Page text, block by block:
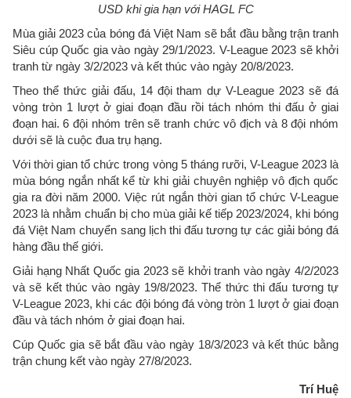
USD khi gia hạn với HAGL FC
Mùa giải 2023 của bóng đá Việt Nam sẽ bắt đầu bằng trận tranh
Siêu cúp Quốc gia vào ngày 29/1/2023. V-League 2023 sẽ khởi
tranh từ ngày 3/2/2023 và kết thúc vào ngày 20/8/2023.
Theo thể thức giải đấu, 14 đội tham dự V-League 2023 sẽ đá
vòng tròn 1 lượt ở giai đoạn đầu rồi tách nhóm thi đấu ở giai
đoạn hai. 6 đội nhóm trên sẽ tranh chức vô địch và 8 đội nhóm
dưới sẽ là cuộc đua trụ hạng.
Với thời gian tổ chức trong vòng 5 tháng rưỡi, V-League 2023 là
mùa bóng ngắn nhất kể từ khi giải chuyên nghiệp vô địch quốc
gia ra đời năm 2000. Việc rút ngắn thời gian tổ chức V-League
2023 là nhằm chuẩn bị cho mùa giải kế tiếp 2023/2024, khi bóng
đá Việt Nam chuyển sang lịch thi đấu tương tự các giải bóng đá
hàng đầu thế giới.
Giải hạng Nhất Quốc gia 2023 sẽ khởi tranh vào ngày 4/2/2023
và sẽ kết thúc vào ngày 19/8/2023. Thể thức thi đấu tương tự
V-League 2023, khi các đội bóng đá vòng tròn 1 lượt ở giai đoạn
đầu và tách nhóm ở giai đoạn hai.
Cúp Quốc gia sẽ bắt đầu vào ngày 18/3/2023 và kết thúc bằng
trận chung kết vào ngày 27/8/2023.
Trí Huệ